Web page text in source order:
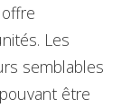
Les
semblables
être